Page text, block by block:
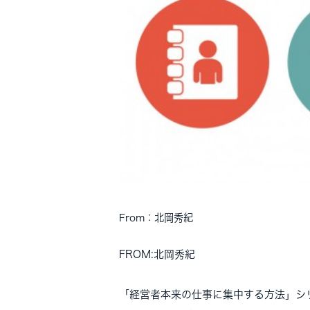
From：北岡秀紀
FROM:北岡秀紀
「経営者本来の仕事に集中する方法」シ